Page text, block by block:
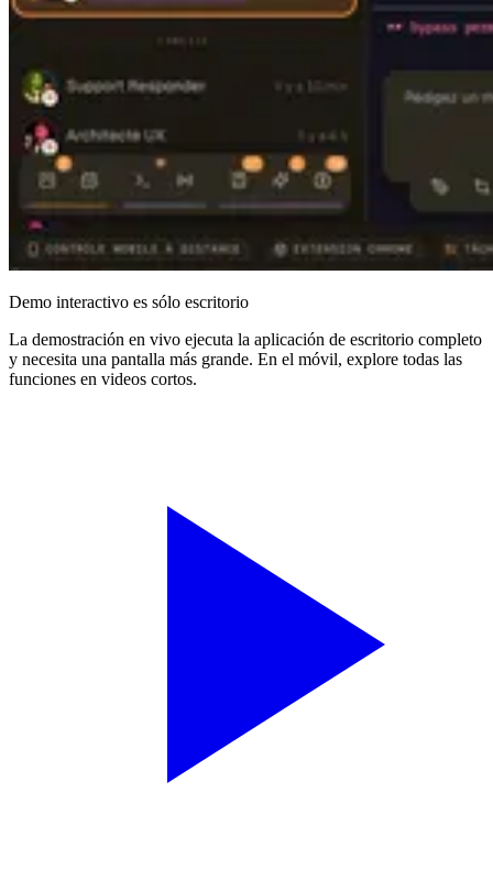
Demo interactivo es sólo escritorio
La demostración en vivo ejecuta la aplicación de escritorio completo
y necesita una pantalla más grande. En el móvil, explore todas las
funciones en videos cortos.